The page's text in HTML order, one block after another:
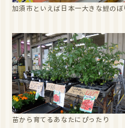
加須市といえば日本一大きな鯉のぼ
苗から育てるあなたにぴったり